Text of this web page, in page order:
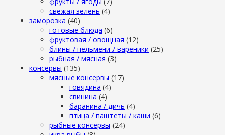
свежая зелень (4)
заморозка (40)
готовые блюда (6)
фруктовая / овощная (12)
блины / пельмени / вареники (25)
рыбная / мясная (3)
консервы (135)
мясные консервы (17)
говядина (4)
свинина (4)
баранина / дичь (4)
птица / паштеты / каши (6)
рыбные консервы (24)